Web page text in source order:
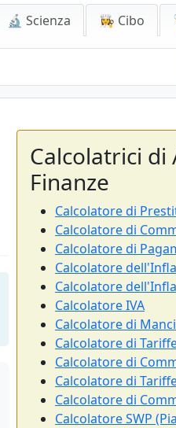
🔬 Scienza 👩‍🍳 Cibo
Calcolatrici di
Finanze
Calcolatore di
Calcolatore di
Calcolatore di
Calcolatore
Calcolatore
Calcolatore IVA
Calcolatore di
Calcolatore di
Calcolatore di
Calcolatore di
Calcolatore di
Calcolatore SWP